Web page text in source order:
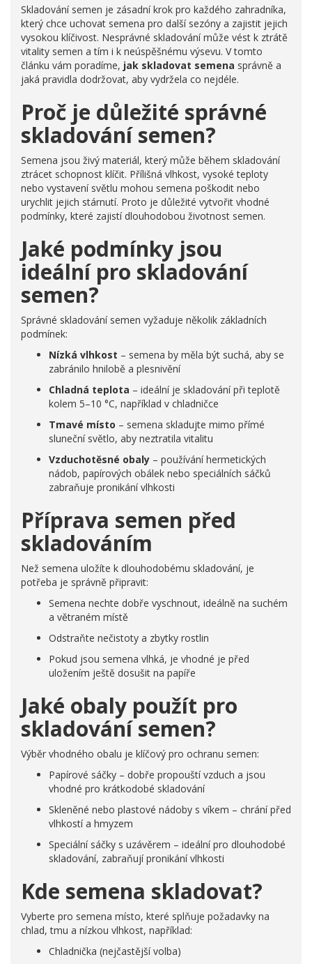
Skladování semen je zásadní krok pro každého zahradníka,
který chce uchovat semena pro další sezóny a zajistit jejich
vysokou klíčivost. Nesprávné skladování může vést k ztrátě
vitality semen a tím i k neúspěšnému výsevu. V tomto
článku vám poradíme, jak skladovat semena správně a
jaká pravidla dodržovat, aby vydržela co nejdéle.
Proč je důležité správné
skladování semen?
Semena jsou živý materiál, který může během skladování
ztrácet schopnost klíčit. Přílišná vlhkost, vysoké teploty
nebo vystavení světlu mohou semena poškodit nebo
urychlit jejich stárnutí. Proto je důležité vytvořit vhodné
podmínky, které zajistí dlouhodobou životnost semen.
Jaké podmínky jsou
ideální pro skladování
semen?
Správné skladování semen vyžaduje několik základních
podmínek:
Nízká vlhkost – semena by měla být suchá, aby se
zabránilo hnilobě a plesnivění
Chladná teplota – ideální je skladování při teplotě
kolem 5–10 °C, například v chladničce
Tmavé místo – semena skladujte mimo přímé
sluneční světlo, aby neztratila vitalitu
Vzduchotěsné obaly – používání hermetických
nádob, papírových obálek nebo speciálních sáčků
zabraňuje pronikání vlhkosti
Příprava semen před
skladováním
Než semena uložíte k dlouhodobému skladování, je
potřeba je správně připravit:
Semena nechte dobře vyschnout, ideálně na suchém
a větraném místě
Odstraňte nečistoty a zbytky rostlin
Pokud jsou semena vlhká, je vhodné je před
uložením ještě dosušit na papíře
Jaké obaly použít pro
skladování semen?
Výběr vhodného obalu je klíčový pro ochranu semen:
Papírové sáčky – dobře propouští vzduch a jsou
vhodné pro krátkodobé skladování
Skleněné nebo plastové nádoby s víkem – chrání před
vlhkostí a hmyzem
Speciální sáčky s uzávěrem – ideální pro dlouhodobé
skladování, zabraňují pronikání vlhkosti
Kde semena skladovat?
Vyberte pro semena místo, které splňuje požadavky na
chlad, tmu a nízkou vlhkost, například:
Chladnička (nejčastější volba)